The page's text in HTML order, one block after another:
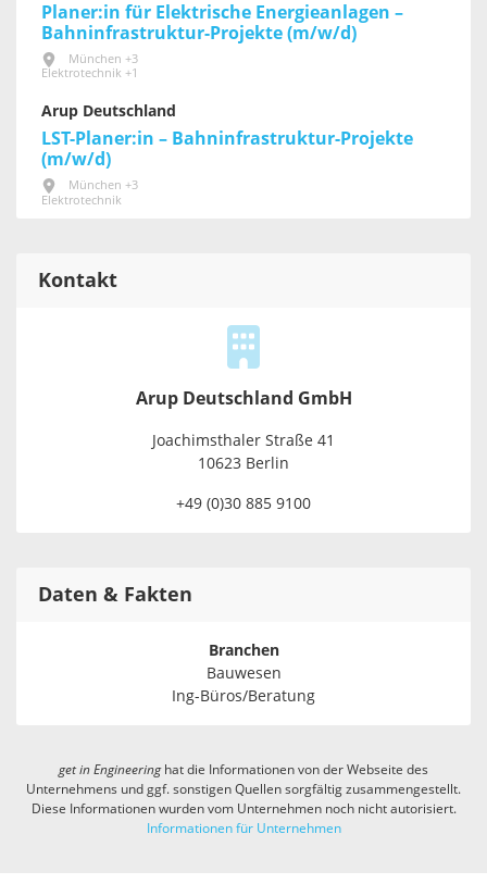
Planer:in für Elektrische Energieanlagen –
Bahninfrastruktur-Projekte (m/w/d)
München +3
Elektrotechnik +1
Arup Deutschland
LST-Planer:in – Bahninfrastruktur-Projekte
(m/w/d)
München +3
Elektrotechnik
Kontakt
Arup Deutschland GmbH
Joachimsthaler Straße 41
10623 Berlin
+49 (0)30 885 9100
Daten & Fakten
Branchen
Bauwesen
Ing-Büros/Beratung
get in Engineeringhat die Informationen von der Webseite des
Unternehmens und ggf. sonstigen Quellen sorgfältig zusammengestellt.
Diese Informationen wurden vom Unternehmen noch nicht autorisiert.
Informationen für Unternehmen